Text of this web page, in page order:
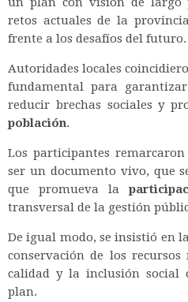
retos actuales de la
frente a los desafíos del futuro.
Autoridades locales
fundamental para garantizar
reducir brechas sociales y
población.
Los participantes
ser un documento vivo, que
que promueva la
transversal de la gestión
De igual modo, se insistió en
conservación de los
calidad y la inclusión social
plan.